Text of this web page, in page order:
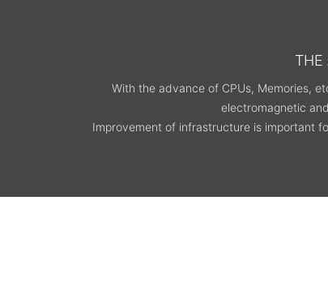
THE
With the advance of CPUs, Memories,
electromagnetic
Improvement of infrastructure is important